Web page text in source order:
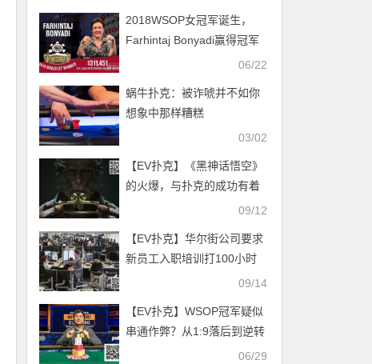
2018WSOP女冠军诞生，
Farhintaj Bonyadi赢得冠军
06/22
蜗牛扑克：​被诈唬并不如你
想象中那样糟糕
03/02
【EV扑克】《黑神话悟空》
的火爆，与扑克的成功有着
09/12
【EV扑克】华尔街公司要求
新员工入职培训打100小时
09/14
【EV扑克】WSOP冠军疑似
串通作弊？从1:9落后到逆转
06/29